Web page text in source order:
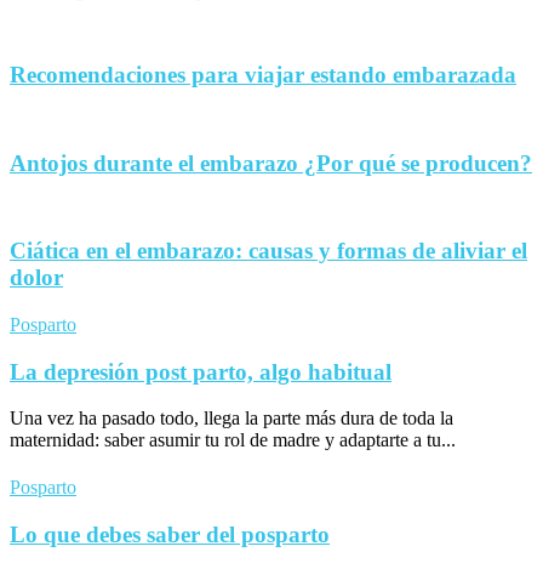
Recomendaciones para viajar estando embarazada
Antojos durante el embarazo ¿Por qué se producen?
Ciática en el embarazo: causas y formas de aliviar el
dolor
Posparto
La depresión post parto, algo habitual
Una vez ha pasado todo, llega la parte más dura de toda la
maternidad: saber asumir tu rol de madre y adaptarte a tu...
Posparto
Lo que debes saber del posparto